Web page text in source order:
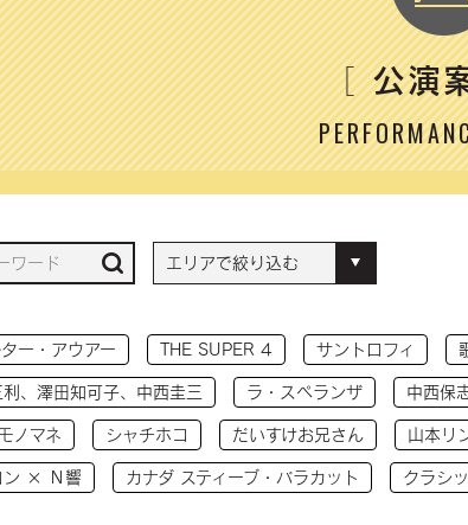
［公演
ー・アウアー THE SUPER 4 サントロフィ
、澤田知可子、中西圭三 ラ・スペランザ 中西保
モノマネ シャチホコ だいすけお兄さん 山本リ
ン × Ｎ響 カナダ スティーブ・バラカット クラシ